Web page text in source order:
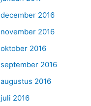
december 2016
november 2016
oktober 2016
september 2016
augustus 2016
juli 2016